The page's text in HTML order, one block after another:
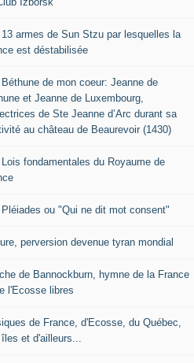
13 armes de Sun Stzu par lesquelles la
est déstabilisée
de mon coeur: Jeanne de
et Jeanne de Luxembourg,
de Ste Jeanne d’Arc durant sa
au château de Beaurevoir (1430)
fondamentales du Royaume de
Pléiades ou "Qui ne dit mot consent"
perversion devenue tyran mondial
de Bannockburn, hymne de la France
l'Ecosse libres
de France, d'Ecosse, du Québec,
et d'ailleurs...